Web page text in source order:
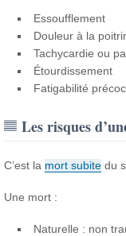
Essoufflement
Douleur à la
Tachycardie ou
Étourdissement
Fatigabilité
Les risques
C’est la mort subite du
Une mort :
Naturelle : non